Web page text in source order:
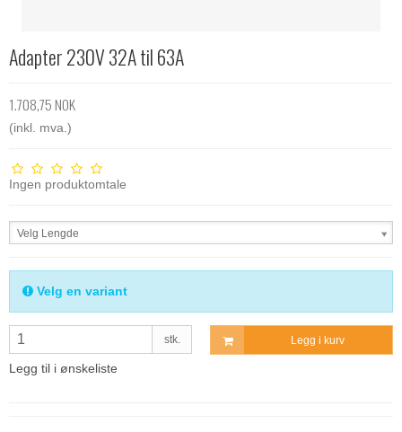
Adapter 230V 32A til 63A
1.708,75 NOK
(inkl. mva.)
Ingen produktomtale
Velg Lengde
Velg en variant
stk. Legg i kurv
Legg til i ønskeliste